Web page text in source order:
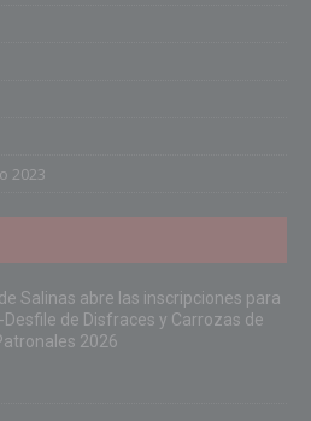
2023
Salinas abre las inscripciones para
Desfile de Disfraces y Carrozas de
2026